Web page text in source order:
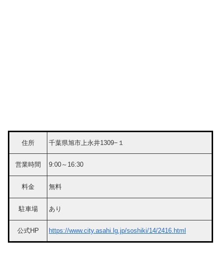
住所 千葉県旭市上永井1309−１
営業時間 9:00～16:30
料金 無料
駐車場 あり
公式HP https://www.city.asahi.lg.jp/soshiki/14/2416.html